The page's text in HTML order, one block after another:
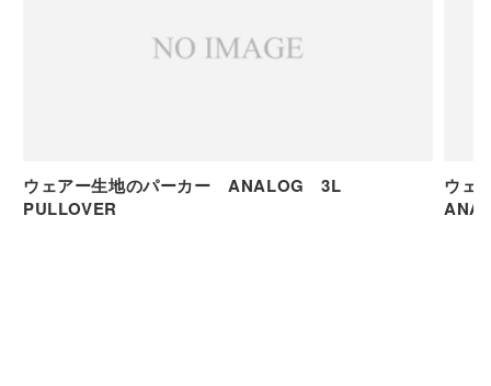
ウェアー生地のパーカー ANALOG 3L
PULLOVER
ウェ